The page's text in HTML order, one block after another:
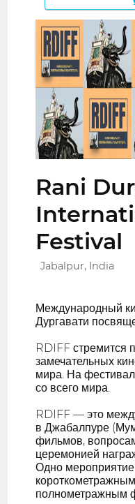
Rani
Festival
Jabalpur, India
Международный
Дургавати
RDIFF стремится
замечательных
мира. На
со всего мира.
RDIFF — это
в Джабалпуре
фильмов,
церемонией
Одно
полнометражным